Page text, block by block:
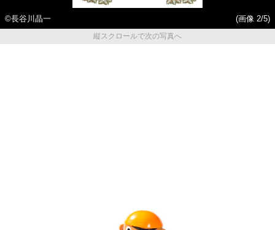
©長谷川晶一
(画像 2/5)
縦スクロールで次の写真へ